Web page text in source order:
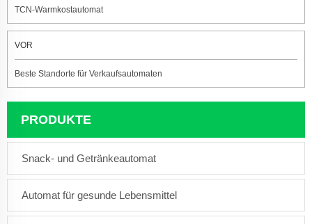
TCN-Warmkostautomat
VOR
Beste Standorte für Verkaufsautomaten
PRODUKTE
Snack- und Getränkeautomat
Automat für gesunde Lebensmittel